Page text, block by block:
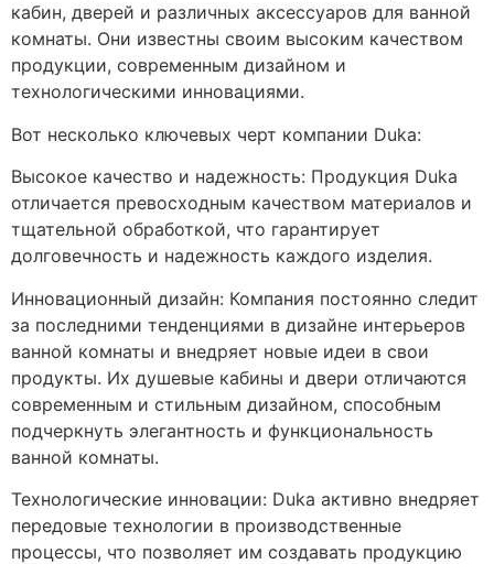
кабин, дверей и различных аксессуаров для ванной
комнаты. Они известны своим высоким качеством
продукции, современным дизайном и
технологическими инновациями.
Вот несколько ключевых черт компании Duka:
Высокое качество и надежность: Продукция Duka
отличается превосходным качеством материалов и
тщательной обработкой, что гарантирует
долговечность и надежность каждого изделия.
Инновационный дизайн: Компания постоянно следит
за последними тенденциями в дизайне интерьеров
ванной комнаты и внедряет новые идеи в свои
продукты. Их душевые кабины и двери отличаются
современным и стильным дизайном, способным
подчеркнуть элегантность и функциональность
ванной комнаты.
Технологические инновации: Duka активно внедряет
передовые технологии в производственные
процессы, что позволяет им создавать продукцию